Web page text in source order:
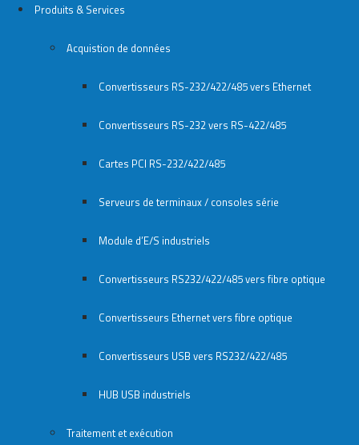
Produits & Services
Acquistion de données
Convertisseurs RS-232/422/485 vers Ethernet
Convertisseurs RS-232 vers RS-422/485
Cartes PCI RS-232/422/485
Serveurs de terminaux / consoles série
Module d’E/S industriels
Convertisseurs RS232/422/485 vers fibre optique
Convertisseurs Ethernet vers fibre optique
Convertisseurs USB vers RS232/422/485
HUB USB industriels
Traitement et exécution